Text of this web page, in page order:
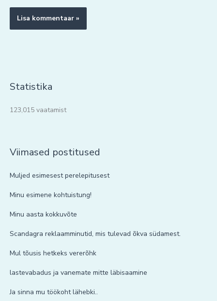
Statistika
123,015 vaatamist
Viimased postitused
Muljed esimesest perelepitusest
Minu esimene kohtuistung!
Minu aasta kokkuvõte
Scandagra reklaamminutid, mis tulevad õkva südamest.
Mul tõusis hetkeks vererõhk
lastevabadus ja vanemate mitte läbisaamine
Ja sinna mu töökoht lähebki..